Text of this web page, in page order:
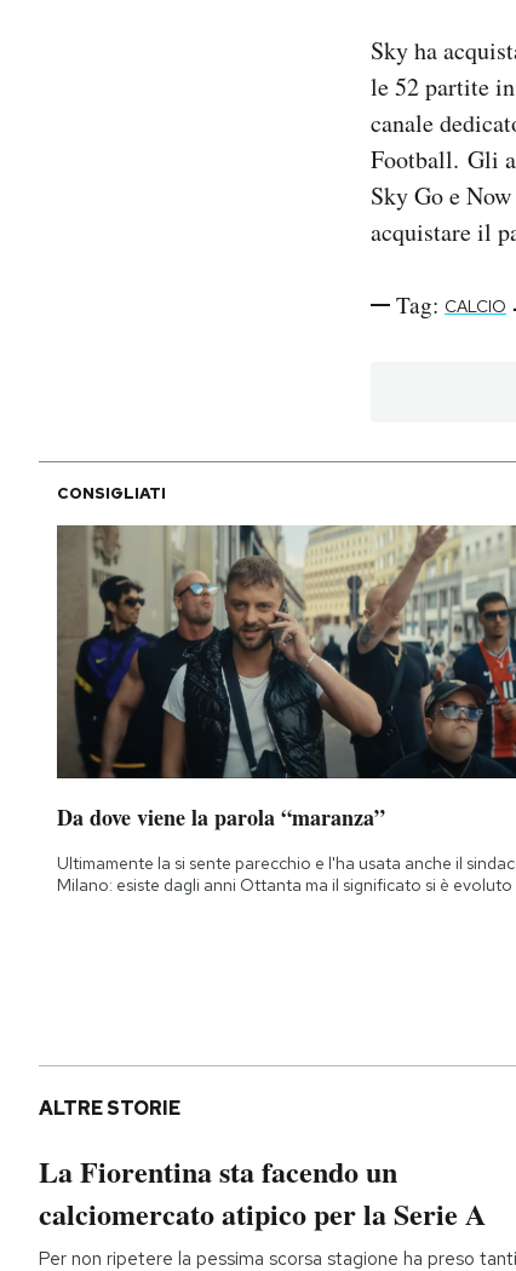
Sky ha
le 52 partite
canale
Football. Gli
Sky Go e
acquistare il
Tag: CALCIO
CONSIGLIATI
Da dove viene la parola “maranza”
Ultimamente la si sente parecchio e l'ha usata anche il
Milano: esiste dagli anni Ottanta ma il significato si è evoluto
ALTRE STORIE
La Fiorentina sta facendo un
calciomercato atipico per la Serie A
Per non ripetere la pessima scorsa stagione ha preso tanti